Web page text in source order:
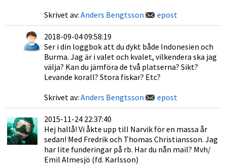
Skrivet av: Anders Bengtsson epost
2018-09-04 09:58:19
Ser i din loggbok att du dykt både Indonesien och
Burma. Jag är i valet och kvalet, vilkendera ska jag
välja? Kan du jämföra de två platserna? Sikt?
Levande korall? Stora fiskar? Etc?
Skrivet av: Anders Bengtsson epost
2015-11-24 22:37:40
Hej hallå! Vi åkte upp till Narvik för en massa år
sedan! Med Fredrik och Thomas Christiansson. Jag
har lite funderingar på rb. Har du nån mail? Mvh/
Emil Almesjö (fd. Karlsson)